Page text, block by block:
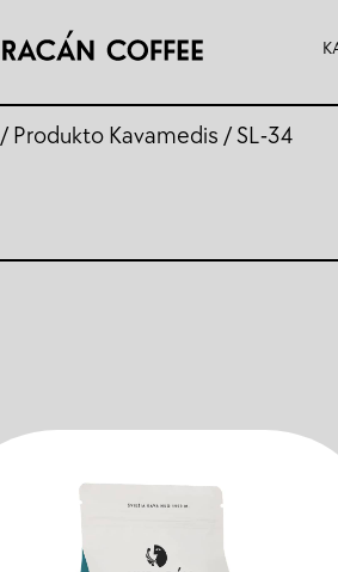
/ Produkto Kavamedis / SL-34